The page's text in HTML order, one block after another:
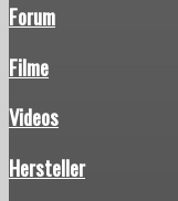
Forum
Filme
Videos
Hersteller